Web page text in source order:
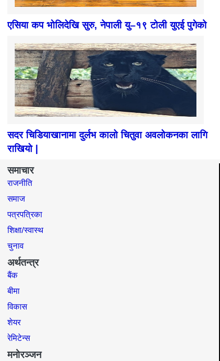
एसिया कप भोलिदेखि सुरु, नेपाली यु–१९ टोली युएई पुगेको
सदर चिडियाखानामा दुर्लभ कालो चितुवा अवलोकनका लागि
राखियो |
समाचार
राजनीति
समाज​
पत्रपत्रिका
शिक्षा/स्वास्थ
चुनाव
अर्थतन्त्र
बैंक
बीमा
विकास
शेयर
रेमिटेन्स
मनोरञ्जन